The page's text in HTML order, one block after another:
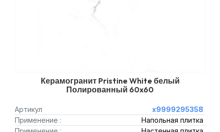
Керамогранит Pristine White белый
Полированный 60x60
Артикул
х9999295358
Применение :
Напольная плитка